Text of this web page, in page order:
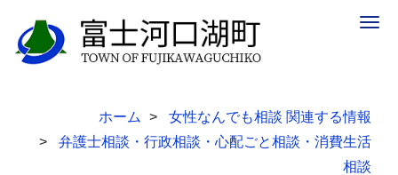
ホーム
女性なんでも相談 関連する情報
弁護士相談・行政相談・心配ごと相談・消費生活
相談